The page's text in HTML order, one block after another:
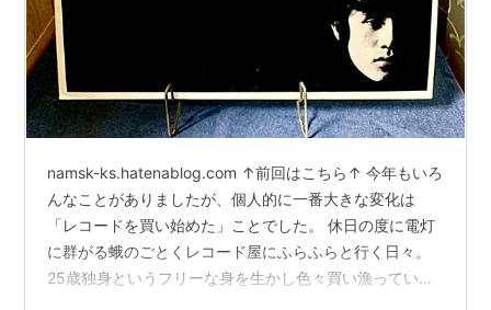
namsk-ks.hatenablog.com ↑前回はこちら↑ 今年もいろ
んなことがありましたが、個人的に一番大きな変化は
「レコードを買い始めた」ことでした。 休日の度に電灯
に群がる蛾のごとくレコード屋にふらふらと行く日々。
25歳独身というフリーな身を生かし色々買い漁っていま